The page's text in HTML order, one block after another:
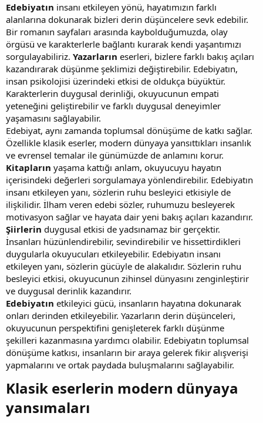
Edebiyatın insanı etkileyen yönü, hayatımızın farklı
alanlarına dokunarak bizleri derin düşüncelere sevk edebilir.
Bir romanın sayfaları arasında kaybolduğumuzda, olay
örgüsü ve karakterlerle bağlantı kurarak kendi yaşantımızı
sorgulayabiliriz. Yazarların eserleri, bizlere farklı bakış açıları
kazandırarak düşünme şeklimizi değiştirebilir. Edebiyatın,
insan psikolojisi üzerindeki etkisi de oldukça büyüktür.
Karakterlerin duygusal derinliği, okuyucunun empati
yeteneğini geliştirebilir ve farklı duygusal deneyimler
yaşamasını sağlayabilir.
Edebiyat, aynı zamanda toplumsal dönüşüme de katkı sağlar.
Özellikle klasik eserler, modern dünyaya yansıttıkları insanlık
ve evrensel temalar ile günümüzde de anlamını korur.
Kitapların yaşama kattığı anlam, okuyucuyu hayatın
içerisindeki değerleri sorgulamaya yönlendirebilir. Edebiyatın
insanı etkileyen yanı, sözlerin ruhu besleyici etkisiyle de
ilişkilidir. İlham veren edebi sözler, ruhumuzu besleyerek
motivasyon sağlar ve hayata dair yeni bakış açıları kazandırır.
Şiirlerin duygusal etkisi de yadsınamaz bir gerçektir.
İnsanları hüzünlendirebilir, sevindirebilir ve hissettirdikleri
duygularla okuyucuları etkileyebilir. Edebiyatın insanı
etkileyen yanı, sözlerin gücüyle de alakalıdır. Sözlerin ruhu
besleyici etkisi, okuyucunun zihinsel dünyasını zenginleştirir
ve duygusal derinlik kazandırır.
Edebiyatın etkileyici gücü, insanların hayatına dokunarak
onları derinden etkileyebilir. Yazarların derin düşünceleri,
okuyucunun perspektifini genişleterek farklı düşünme
şekilleri kazanmasına yardımcı olabilir. Edebiyatın toplumsal
dönüşüme katkısı, insanların bir araya gelerek fikir alışverişi
yapmalarını ve ortak paydada buluşmalarını sağlayabilir.
Klasik eserlerin modern dünyaya
yansımaları​